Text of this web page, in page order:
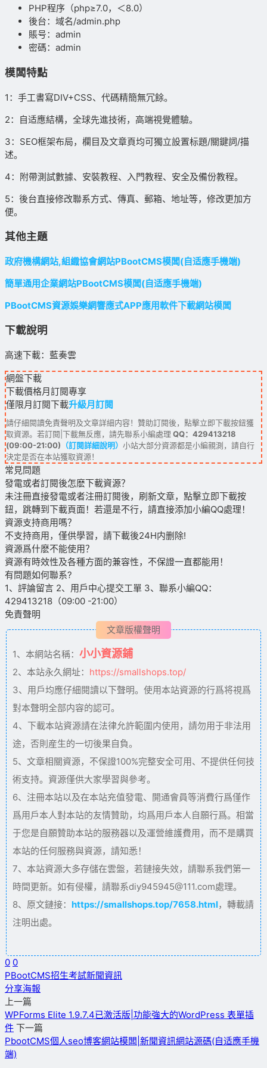
PHP程序（php≥7.0，＜8.0）
後台：域名/admin.php
賬号：admin
密碼：admin
模闆特點
1：手工書寫DIV+CSS、代碼精簡無冗餘。
2：自适應結構，全球先進技術，高端視覺體驗。
3：SEO框架布局，欄目及文章頁均可獨立設置标題/關鍵詞/描
述。
4：附帶測試數據、安裝教程、入門教程、安全及備份教程。
5：後台直接修改聯系方式、傳真、郵箱、地址等，修改更加方
便。
其他主題
政府機構網站,組織協會網站PBootCMS模闆(自适應手機端)
簡單通用企業網站PBootCMS模闆(自适應手機端)
PBootCMS資源娛樂網響應式APP應用軟件下載網站模闆
下載說明
高速下載：藍奏雲
網盤下載
下載價格月訂閱專享
僅限月訂閱下載升級月訂閱
請仔細閱讀免責聲明及文章詳細内容！贊助訂閱後，點擊立即下載按鈕獲
取資源。若訂閱|下載無反應，請先聯系小編處理 QQ：429413218
(09:00-21:00) （訂閱詳細說明） 小站大部分資源都是小編親測，請自行
決定是否在本站獲取資源！
常見問題
發電或者訂閱後怎麽下載資源？
未注冊直接發電或者注冊訂閱後，刷新文章，點擊立即下載按
鈕，跳轉到下載頁面！若還是不行，請直接添加小編QQ處理！
資源支持商用嗎？
不支持商用，僅供學習，請下載後24H内删除!
資源爲什麽不能使用？
資源有時效性及各種方面的兼容性，不保證一直都能用！
有問題如何聯系?
1、評論留言 2、用戶中心提交工單 3、聯系小編QQ：
429413218（09:00 -21:00）
免責聲明
文章版權聲明
1、本網站名稱： 小小資源鋪
2、本站永久網址： https://smallshops.top/
3、用戶均應仔細閱讀以下聲明。使用本站資源的行爲将視爲
對本聲明全部内容的認可。
4、下載本站資源請在法律允許範圍内使用，請勿用于非法用
途，否則産生的一切後果自負。
5、文章相關資源，不保證100%完整安全可用、不提供任何技
術支持。資源僅供大家學習與參考。
6、注冊本站以及在本站充值發電、開通會員等消費行爲僅作
爲用戶本人對本站的友情贊助，均爲用戶本人自願行爲。相當
于您是自願贊助本站的服務器以及運營維護費用，而不是購買
本站的任何服務與資源，請知悉！
7、本站資源大多存儲在雲盤，若鏈接失效，請聯系我們第一
時間更新。如有侵權，請聯系diy945945@111.com處理。
8、原文鏈接： https://smallshops.top/7658.html，轉載請
注明出處。
0 0
PBootCMS招生考試新聞資訊
分享海報
上一篇
WPForms Elite 1.9.7.4已激活版|功能強大的WordPress 表單插
件 下一篇
PbootCMS個人seo博客網站模闆|新聞資訊網站源碼(自适應手機
端)